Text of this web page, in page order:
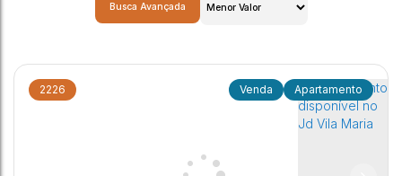
Busca Avançada
2226 Apartamento